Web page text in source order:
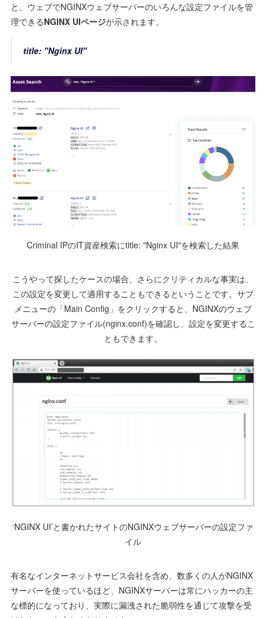
と、ウェブでNGINXウェブサーバーのいろんな設定ファイルを管
理できるNGINX UIページが示されます。
title: "Nginx UI"
Criminal IPのIT資産検索にtitle: "Nginx UI"を検索した結果
こうやって探したケースの場合、さらにクリティカルな事実は、
この設定を変更して適用することもできるということです。サブ
メニューの「Main Config」をクリックすると、NGINXのウェブ
サーバーの設定ファイル(nginx.conf)を確認し、設定を変更するこ
ともできます。
‘NGINX UI’と書かれたサイトのNGINXウェブサーバーの設定ファ
イル
有名なインターネットサービス会社を含め、数多くの人がNGINX
サーバーを使っているほど、NGINXサーバーは常にハッカーの主
な標的になっており、実際に漏洩された脆弱性を通じて攻撃を受